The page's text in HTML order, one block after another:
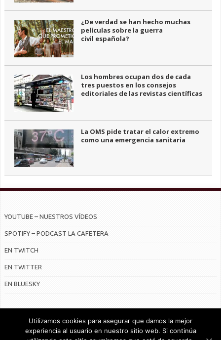
¿De verdad se han hecho muchas
películas sobre la guerra
civil española?
Los hombres ocupan dos de cada
tres puestos en los consejos
editoriales de las revistas científicas
La OMS pide tratar el calor extremo
como una emergencia sanitaria
YOUTUBE – NUESTROS VÍDEOS
SPOTIFY – PODCAST LA CAFETERA
EN TWITCH
EN TWITTER
EN BLUESKY
Utilizamos cookies para asegurar que damos la mejor
experiencia al usuario en nuestro sitio web. Si continúa